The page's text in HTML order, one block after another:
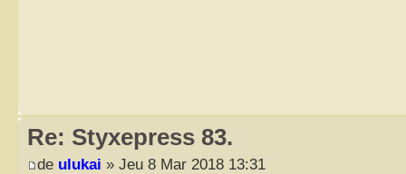
Re: Styxepress 83.
de ulukai » Jeu 8 Mar 2018 13:31